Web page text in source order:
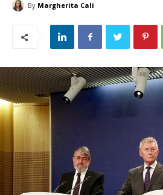
By Margherita Cali